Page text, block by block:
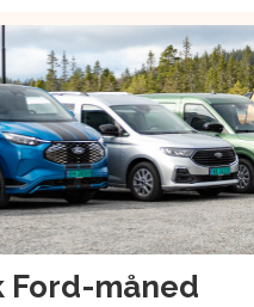
Ford-måned